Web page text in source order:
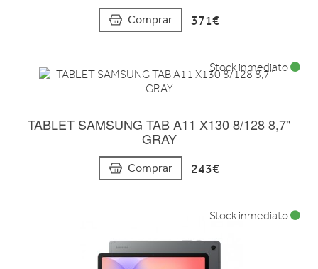
Comprar 371€
TABLET SAMSUNG TAB A11 X130 8/128 8,7"
GRAY
Comprar 243€
Stock inmediato
Stock inmediato